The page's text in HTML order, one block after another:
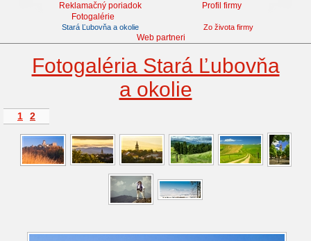
Reklamačný poriadok
Profil firmy
Fotogalérie
Stará Ľubovňa a okolie Zo života firmy
Web partneri
Fotogaléria Stará Ľubovňa
a okolie
1 2